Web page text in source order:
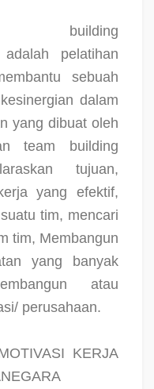
building
adalah pelatihan
sebuah
dalam
yang dibuat oleh
team building
tujuan,
yang efektif,
tim, mencari
tim, Membangun
yang banyak
atau
perusahaan.
KERJA